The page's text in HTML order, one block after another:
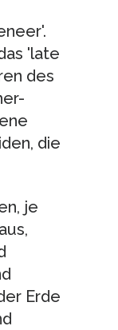
'late
des
die
je
Erde